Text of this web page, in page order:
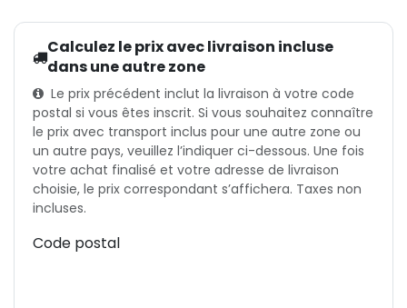
Calculez le prix avec livraison incluse
dans une autre zone
Le prix précédent inclut la livraison à votre code
postal si vous êtes inscrit. Si vous souhaitez connaître
le prix avec transport inclus pour une autre zone ou
un autre pays, veuillez l’indiquer ci-dessous. Une fois
votre achat finalisé et votre adresse de livraison
choisie, le prix correspondant s’affichera. Taxes non
incluses.
Code postal